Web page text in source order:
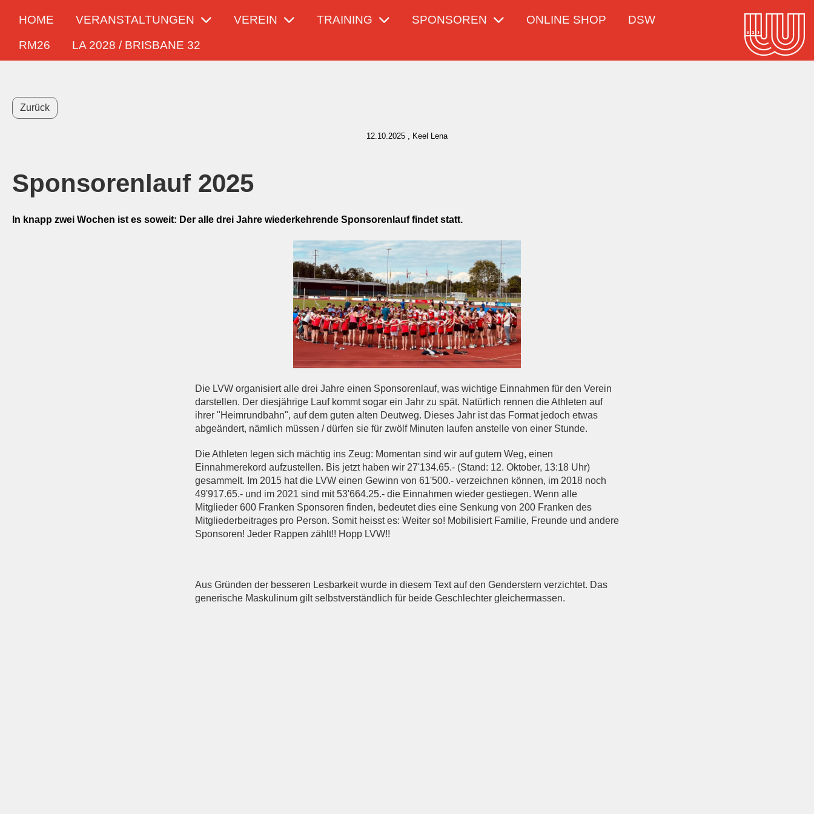
HOME VERANSTALTUNGEN VEREIN TRAINING SPONSOREN ONLINE SHOP
DSW
RM26
LA 2028 / BRISBANE 32
Zurück
12.10.2025, Keel Lena
Sponsorenlauf 2025
In knapp zwei Wochen ist es soweit: Der alle drei Jahre wiederkehrende Sponsorenlauf findet statt.
Die LVW organisiert alle drei Jahre einen Sponsorenlauf, was wichtige Einnahmen für den Verein
darstellen. Der diesjährige Lauf kommt sogar ein Jahr zu spät. Natürlich rennen die Athleten auf
ihrer "Heimrundbahn", auf dem guten alten Deutweg. Dieses Jahr ist das Format jedoch etwas
abgeändert, nämlich müssen / dürfen sie für zwölf Minuten laufen anstelle von einer Stunde.
Die Athleten legen sich mächtig ins Zeug: Momentan sind wir auf gutem Weg, einen
Einnahmerekord aufzustellen. Bis jetzt haben wir 27'134.65.- (Stand: 12. Oktober, 13:18 Uhr)
gesammelt. Im 2015 hat die LVW einen Gewinn von 61'500.- verzeichnen können, im 2018 noch
49'917.65.- und im 2021 sind mit 53'664.25.- die Einnahmen wieder gestiegen. Wenn alle
Mitglieder 600 Franken Sponsoren finden, bedeutet dies eine Senkung von 200 Franken des
Mitgliederbeitrages pro Person. Somit heisst es: Weiter so! Mobilisiert Familie, Freunde und andere
Sponsoren! Jeder Rappen zählt!! Hopp LVW!!
Aus Gründen der besseren Lesbarkeit wurde in diesem Text auf den Genderstern verzichtet. Das
generische Maskulinum gilt selbstverständlich für beide Geschlechter gleichermassen.